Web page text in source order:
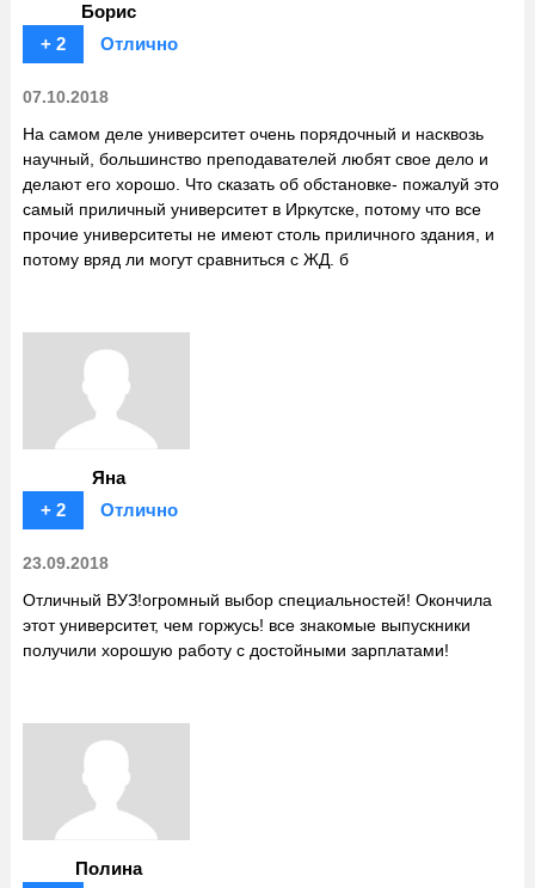
Борис
+ 2
Отлично
07.10.2018
На самом деле университет очень порядочный и насквозь
научный, большинство преподавателей любят свое дело и
делают его хорошо. Что сказать об обстановке- пожалуй это
самый приличный университет в Иркутске, потому что все
прочие университеты не имеют столь приличного здания, и
потому вряд ли могут сравниться с ЖД. б
Яна
+ 2
Отлично
23.09.2018
Отличный ВУЗ!огромный выбор специальностей! Окончила
этот университет, чем горжусь! все знакомые выпускники
получили хорошую работу с достойными зарплатами!
Полина